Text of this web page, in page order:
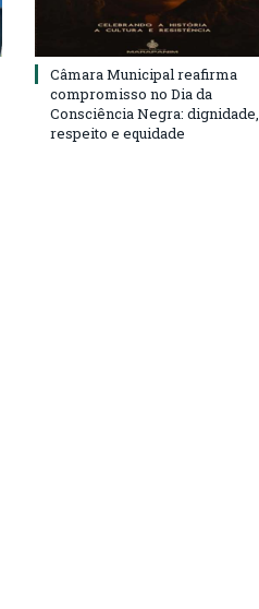
Câmara Municipal reafirma
compromisso no Dia da
Consciência Negra: dignidade,
respeito e equidade